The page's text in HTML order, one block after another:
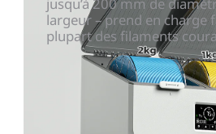
jusqu’à 200 mm de
largeur – prend en charge
plupart des filaments